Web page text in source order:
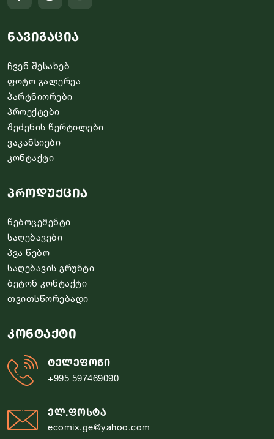
ნავიგაცია
ჩვენ შესახებ
ფოტო გალერეა
პარტნიორები
პროექტები
შეძენის წერტილები
ვაკანსიები
კონტაქტი
პროდუქცია
წებოცემენტი
საღებავები
პვა წებო
საღებავის გრუნტი
ბეტონ კონტაქტი
თვითსწორებადი
კონტაქტი
ტელეფონი
+995 597469090
ელ.ფოსტა
ecomix.ge@yahoo.com